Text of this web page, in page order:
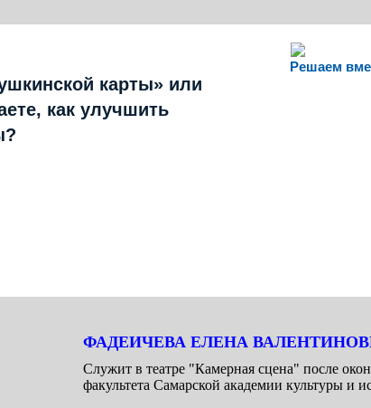
Решаем
карты» или
как улучшить
ФАДЕИЧЕВА ЕЛЕНА
Служит в театре "Камерная сцена" после
факультета Самарской академии культуры и